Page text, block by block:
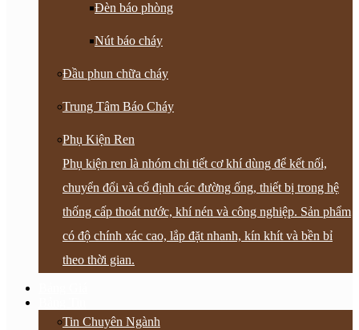
Đèn báo phòng
Nút báo cháy
Đầu phun chữa cháy
Trung Tâm Báo Cháy
Phụ Kiện Ren
Phụ kiện ren là nhóm chi tiết cơ khí dùng để kết nối,
chuyển đổi và cố định các đường ống, thiết bị trong hệ
thống cấp thoát nước, khí nén và công nghiệp. Sản phẩm
có độ chính xác cao, lắp đặt nhanh, kín khít và bền bỉ
theo thời gian.
Tin Chuyên Ngành